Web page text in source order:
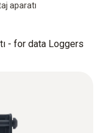
aparatı
- for data Loggers